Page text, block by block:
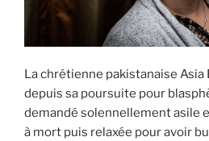
La chrétienne pakistanaise Asia
depuis sa poursuite pour
demandé solennellement asile
à mort puis relaxée pour avoir